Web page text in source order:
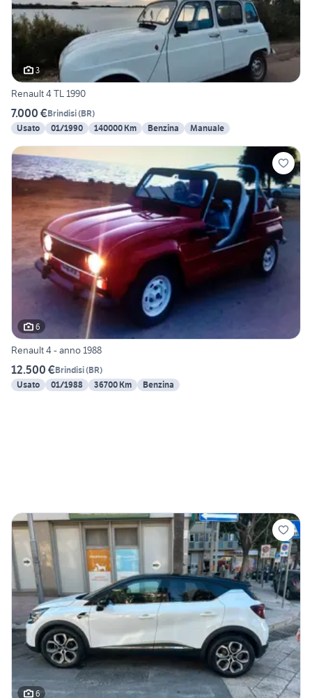
3
Renault 4 TL 1990
7.000 €Brindisi(BR)
Usato
01/1990 140000 Km Benzina Manuale
6
Renault 4 - anno 1988
12.500 €Brindisi(BR)
Usato
01/1988 36700 Km Benzina
6